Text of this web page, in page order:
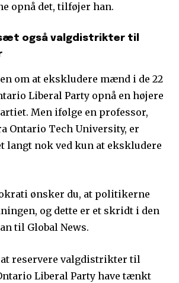
opnå det, tilføjer han.
også valgdistrikter til
om at ekskludere mænd i de 22
Liberal Party opnå en højere
Men ifølge en professor,
Ontario Tech University, er
langt nok ved kun at ekskludere
ønsker du, at politikerne
og dette er et skridt i den
til Global News.
reservere valgdistrikter til
Liberal Party have tænkt